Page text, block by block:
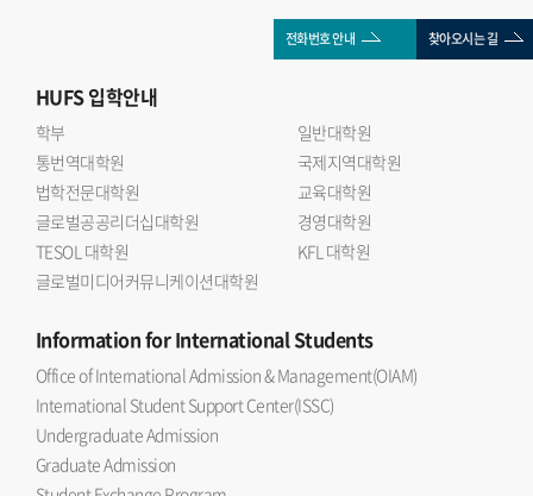
전화번호 안내 찾아오시는 길
HUFS입학안내
학부
일반대학원
통번역대학원
국제지역대학원
법학전문대학원
교육대학원
글로벌공공리더십대학원
경영대학원
TESOL 대학원
KFL 대학원
글로벌미디어커뮤니케이션대학원
Informationfor International Students
Office of International Admission & Management(OIAM)
International Student Support Center(ISSC)
Undergraduate Admission
Graduate Admission